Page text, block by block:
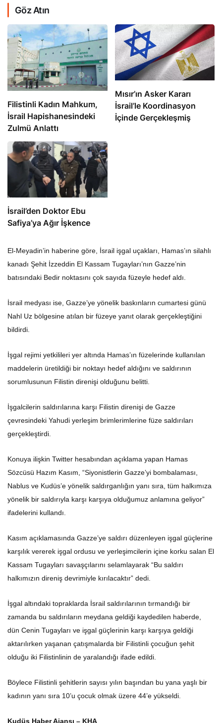
Göz Atın
Filistinli Kadın Mahkum,
İsrail Hapishanesindeki
Zulmü Anlattı
Mısır’ın Asker Kararı
İsrail’le Koordinasyon
İçinde Gerçekleşmiş
İsrail’den Doktor Ebu
Safiya’ya Ağır İşkence
El-Meyadin’in haberine göre, İsrail işgal uçakları, Hamas’ın silahlı
kanadı Şehit İzzeddin El Kassam Tugayları’nın Gazze’nin
batısındaki Bedir noktasını çok sayıda füzeyle hedef aldı.
İsrail medyası ise, Gazze’ye yönelik baskınların cumartesi günü
Nahl Uz bölgesine atılan bir füzeye yanıt olarak gerçekleştiğini
bildirdi.
İşgal rejimi yetkilileri yer altında Hamas’ın füzelerinde kullanılan
maddelerin üretildiği bir noktayı hedef aldığını ve saldırının
sorumlusunun Filistin direnişi olduğunu belitti.
İşgalcilerin saldırılarına karşı Filistin direnişi de Gazze
çevresindeki Yahudi yerleşim brimlerimlerine füze saldırıları
gerçekleştirdi.
Konuya ilişkin Twitter hesabından açıklama yapan Hamas
Sözcüsü Hazım Kasım, “Siyonistlerin Gazze’yi bombalaması,
Nablus ve Kudüs’e yönelik saldırganlığın yanı sıra, tüm halkımıza
yönelik bir saldırıyla karşı karşıya olduğumuz anlamına geliyor”
ifadelerini kullandı.
Kasım açıklamasında Gazze’ye saldırı düzenleyen işgal güçlerine
karşılık vererek işgal ordusu ve yerleşimcilerin içine korku salan El
Kassam Tugayları savaşçılarını selamlayarak “Bu saldırı
halkımızın direniş devrimiyle kırılacaktır” dedi.
İşgal altındaki topraklarda İsrail saldırılarının tırmandığı bir
zamanda bu saldırıların meydana geldiği kaydedilen haberde,
dün Cenin Tugayları ve işgal güçlerinin karşı karşıya geldiği
aktarılırken yaşanan çatışmalarda bir Filistinli çocuğun şehit
olduğu iki Filistinlinin de yaralandığı ifade edildi.
Böylece Filistinli şehitlerin sayısı yılın başından bu yana yaşlı bir
kadının yanı sıra 10’u çocuk olmak üzere 44’e yükseldi.
Kudüs Haber Ajansı – KHA